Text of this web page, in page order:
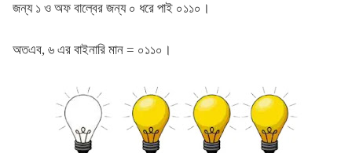
জন্য ১ ও অফ বাল্বের জন্য ০ ধরে পাই ০১১০।
অতএব, ৬ এর বাইনারি মান = ০১১০।